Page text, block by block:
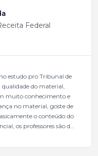
Federal
estudo pro Tribunal de
qualidade do material,
muito conhecimento e
no material, goste de
o conteúdo do
os professores são de
pública.Eu sempre